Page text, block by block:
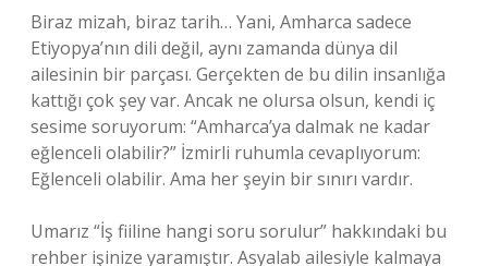
Biraz mizah, biraz tarih… Yani, Amharca sadece
Etiyopya’nın dili değil, aynı zamanda dünya dil
ailesinin bir parçası. Gerçekten de bu dilin insanlığa
kattığı çok şey var. Ancak ne olursa olsun, kendi iç
sesime soruyorum: “Amharca’ya dalmak ne kadar
eğlenceli olabilir?” İzmirli ruhumla cevaplıyorum:
Eğlenceli olabilir. Ama her şeyin bir sınırı vardır.
Umarız “İş fiiline hangi soru sorulur” hakkındaki bu
rehber işinize yaramıştır. Asyalab ailesiyle kalmaya